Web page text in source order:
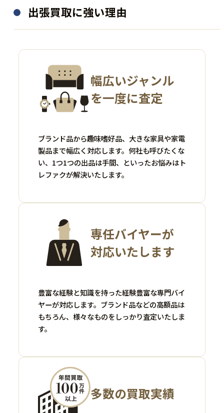
出張買取に強い理由
幅広いジャンル
を一度に査定
ブランド品から趣味嗜好品、大きな家具や家電
製品まで幅広く対応します。何社も呼びたくな
い、1つ1つの出品は手間、といったお悩みはト
レファクが解決いたします。
専任バイヤーが
対応いたします
豊富な経験と知識を持った経験豊富な専門バイ
ヤーが対応します。ブランド品などの高額品は
もちろん、様々なものをしっかり査定いたしま
す。
多数の買取実績